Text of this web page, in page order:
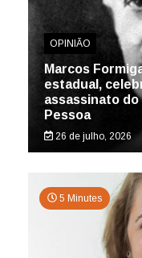
OPINIÃO
Marcos
estadual,
assassinato
Pessoa
26 de julho, 2026
5 Minutes